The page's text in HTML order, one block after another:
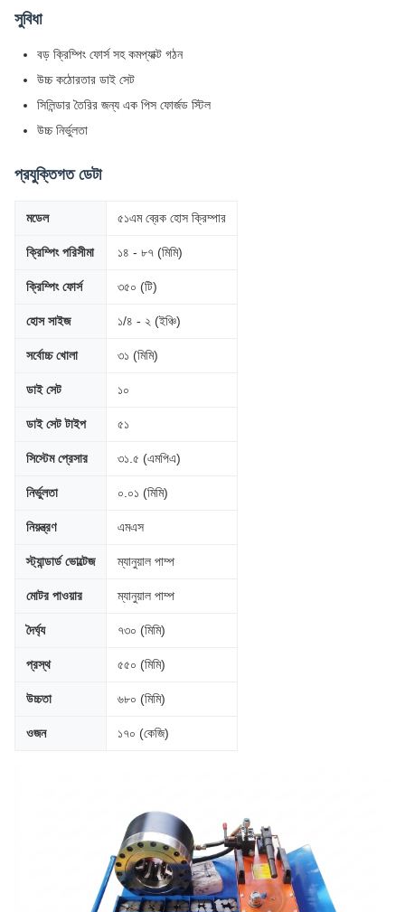
সুবিধা
বড় ক্রিম্পিং ফোর্স সহ কমপ্যাক্ট গঠন
উচ্চ কঠোরতার ডাই সেট
সিলিন্ডার তৈরির জন্য এক পিস ফোর্জড স্টিল
উচ্চ নির্ভুলতা
প্রযুক্তিগত ডেটা
মডেল ৫১এম ব্রেক হোস ক্রিম্পার
ক্রিম্পিং পরিসীমা ১৪ - ৮৭ (মিমি)
ক্রিম্পিং ফোর্স ৩৫০ (টি)
হোস সাইজ ১/৪ - ২ (ইঞ্চি)
সর্বোচ্চ খোলা ৩১ (মিমি)
ডাই সেট ১০
ডাই সেট টাইপ ৫১
সিস্টেম প্রেসার ৩১.৫ (এমপিএ)
নির্ভুলতা ০.০১ (মিমি)
নিয়ন্ত্রণ এমএস
স্ট্যান্ডার্ড ভোল্টেজ ম্যানুয়াল পাম্প
মোটর পাওয়ার ম্যানুয়াল পাম্প
দৈর্ঘ্য ৭৩০ (মিমি)
প্রস্থ ৫৫০ (মিমি)
উচ্চতা ৬৮০ (মিমি)
ওজন ১৭০ (কেজি)